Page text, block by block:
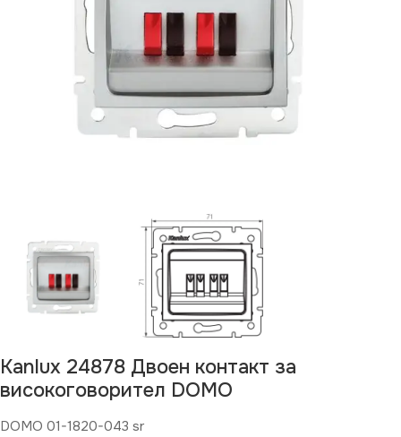
Kanlux 24878 Двоен контакт за
високоговорител DOMO
DOMO 01-1820-043 sr